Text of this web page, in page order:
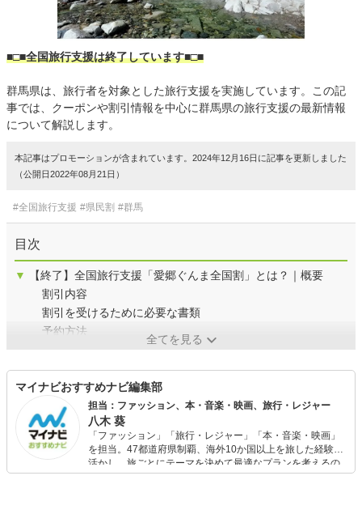
■□■全国旅行支援は終了しています■□■
群馬県は、旅行者を対象とした旅行支援を実施しています。この記
事では、クーポンや割引情報を中心に群馬県の旅行支援の最新情報
について解説します。
本記事はプロモーションが含まれています。2024年12月16日に記事を更新しました
（公開日2022年08月21日）
#全国旅行支援 #県民割 #群馬
目次
▼
【終了】全国旅行支援「愛郷ぐんま全国割」とは？｜概要
割引内容
割引を受けるために必要な書類
予約方法
全てを見る
マイナビおすすめナビ編集部
担当：ファッション、本・音楽・映画、旅行・レジャー
八木 葵
「ファッション」「旅行・レジャー」「本・音楽・映画」
を担当。47都道府県制覇、海外10か国以上を旅した経験を
活かし、旅ごとにテーマを決めて最適なプランを考えるの
が得意。また、アパレルショップでの販売経験もあり。誰